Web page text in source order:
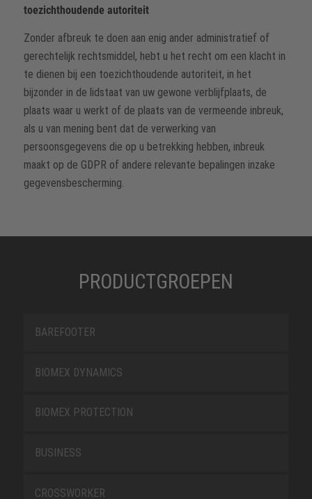
toezichthoudende autoriteit
Zonder afbreuk te doen aan enig ander administratief of
gerechtelijk rechtsmiddel, hebt u het recht om een klacht in
te dienen bij een toezichthoudende autoriteit, in het
bijzonder in de lidstaat van uw gewone verblijfplaats, de
plaats waar u werkt of de plaats van de vermeende inbreuk,
als u van mening bent dat de verwerking van
persoonsgegevens die op u betrekking hebben, inbreuk
maakt op de GDPR of andere relevante bepalingen inzake
gegevensbescherming.
PRODUCTGROEPEN
BAREFOOTER
BIOMEX DYNAMICS
BIOMEX PROTECTION
BUSINESS
CROSSWORKER